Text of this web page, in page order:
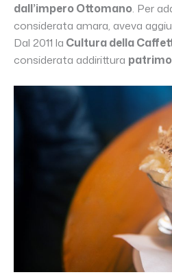
dall’impero Ottomano. Per
considerata amara, aveva
Dal 2011 la Cultura della
considerata addirittura